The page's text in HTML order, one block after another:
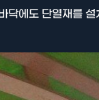
닥에도 단열재를